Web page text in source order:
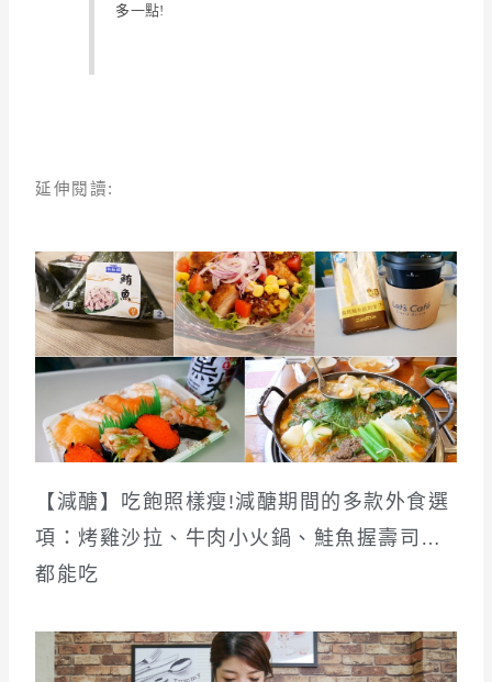
多一點!
延伸閱讀:
【減醣】吃飽照樣瘦!減醣期間的多款外食選
項：烤雞沙拉、牛肉小火鍋、鮭魚握壽司…
都能吃